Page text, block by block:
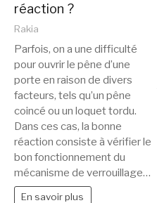
réaction ?
Rakia
Parfois, on a une difficulté
pour ouvrir le pêne d’une
porte en raison de divers
facteurs, tels qu’un pêne
coincé ou un loquet tordu.
Dans ces cas, la bonne
réaction consiste à vérifier le
bon fonctionnement du
mécanisme de verrouillage…
En savoir plus